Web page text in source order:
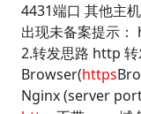
4431端口 其他主
出现未备案提示
2.转发思路 http
Browser(https
Nginx (server